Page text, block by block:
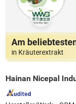
Am
in Kräuterextrakt
Hainan Nicepal